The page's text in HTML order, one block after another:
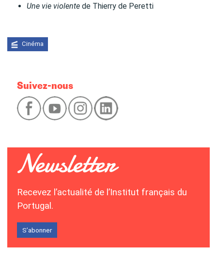
Une vie violente de Thierry de Peretti
Cinéma
Suivez-nous
Recevez l’actualité de l’Institut français du
Portugal.
S’abonner